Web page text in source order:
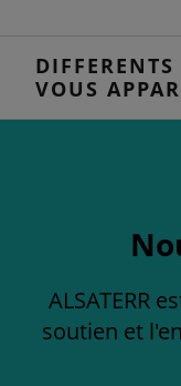
VOUS
ALSATERR
soutien et